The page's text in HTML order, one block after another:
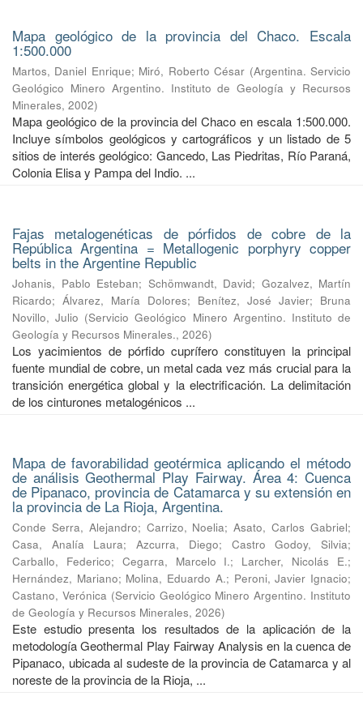
Mapa geológico de la provincia del Chaco. Escala
1:500.000
Martos, Daniel Enrique; Miró, Roberto César (Argentina. Servicio
Geológico Minero Argentino. Instituto de Geología y Recursos
Minerales, 2002)
Mapa geológico de la provincia del Chaco en escala 1:500.000.
Incluye símbolos geológicos y cartográficos y un listado de 5
sitios de interés geológico: Gancedo, Las Piedritas, Río Paraná,
Colonia Elisa y Pampa del Indio. ...
Fajas metalogenéticas de pórfidos de cobre de la
República Argentina = Metallogenic porphyry copper
belts in the Argentine Republic
Johanis, Pablo Esteban; Schömwandt, David; Gozalvez, Martín
Ricardo; Álvarez, María Dolores; Benítez, José Javier; Bruna
Novillo, Julio (Servicio Geológico Minero Argentino. Instituto de
Geología y Recursos Minerales., 2026)
Los yacimientos de pórfido cuprífero constituyen la principal
fuente mundial de cobre, un metal cada vez más crucial para la
transición energética global y la electrificación. La delimitación
de los cinturones metalogénicos ...
Mapa de favorabilidad geotérmica aplicando el método
de análisis Geothermal Play Fairway. Área 4: Cuenca
de Pipanaco, provincia de Catamarca y su extensión en
la provincia de La Rioja, Argentina.
Conde Serra, Alejandro; Carrizo, Noelia;Asato, Carlos Gabriel;
Casa, Analía Laura;Azcurra, Diego; Castro Godoy, Silvia;
Carballo, Federico; Cegarra, Marcelo I.; Larcher, Nicolás E.;
Hernández, Mariano; Molina, Eduardo A.; Peroni, Javier Ignacio;
Castano, Verónica (Servicio Geológico Minero Argentino. Instituto
de Geología y Recursos Minerales, 2026)
Este estudio presenta los resultados de la aplicación de la
metodología Geothermal Play Fairway Analysis en la cuenca de
Pipanaco, ubicada al sudeste de la provincia de Catamarca y al
noreste de la provincia de la Rioja, ...